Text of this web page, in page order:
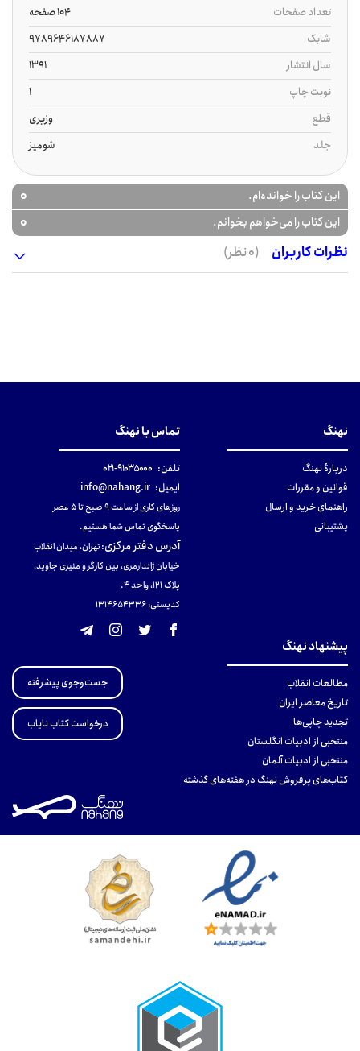
تعداد صفحات
104 صفحه
شابک
9789646187887
سال انتشار
1391
نوبت چاپ
1
قطع
وزیری
جلد
شومیز
این کتاب را خوانده‌ام. 0
این کتاب را می‌خواهم بخوانم.
0
نظرات کاربران
(0 نظر)
نهنگ
دربارهٔ نهنگ
قوانین و مقررات
راهنمای خرید و ارسال
پشتیبانی
تماس با نهنگ
تلفن: ۹۱۰۳۵۰۰۰-۰۲۱
ایمیل: info@nahang.ir
روزهای کاری از ساعت ۹ صبح تا ۵ عصر
پاسخگوی تماس شما هستیم.
آدرس دفتر مرکزی:تهران، میدان انقلاب
خیابان ژاندارمری، بین کارگر و منیری جاوید،
پلاک 121، واحد ۴.
کدپستی: 131465433۶
پیشنهاد نهنگ
مطالعات انقلاب
تاریخ معاصر ایران
تجدید چاپی‌ها
منتخبی از ادبیات انگلستان
منتخبی از ادبیات آلمان
کتاب‌های پرفروش نهنگ در هفته‌های گذشته
جست‌وجوی پیشرفته
درخواست کتاب نایاب